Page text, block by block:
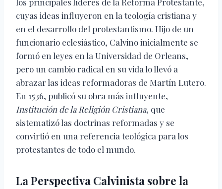
cuyas ideas influyeron en la teología cristiana y
en el desarrollo del protestantismo. Hijo de un
funcionario eclesiástico, Calvino inicialmente se
formó en leyes en la Universidad de Orleans,
pero un cambio radical en su vida lo llevó a
abrazar las ideas reformadoras de Martín Lutero.
En 1536, publicó su obra más influyente,
Institución de la Religión Cristiana, que
sistematizó las doctrinas reformadas y se
convirtió en una referencia teológica para los
protestantes de todo el mundo.
La Perspectiva Calvinista sobre la